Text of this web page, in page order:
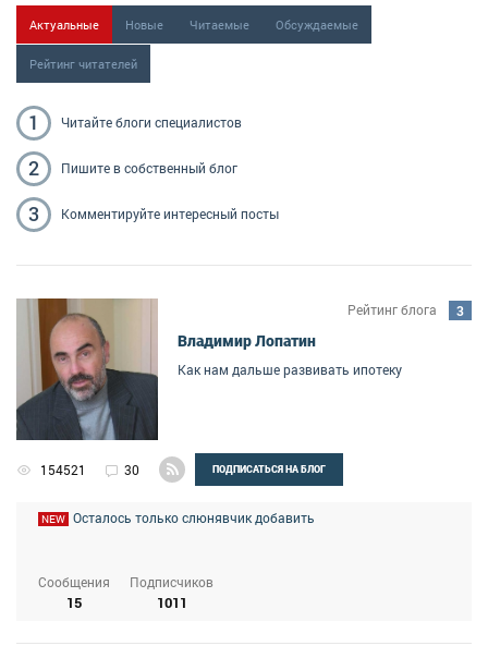
Актуальные Новые Читаемые Обсуждаемые
Рейтинг читателей
1 Читайте блоги специалистов
2 Пишитев собственный блог
3 Комментируйтеинтересный посты
Владимир Лопатин
Как нам дальше развивать ипотеку
154521 30 ПОДПИСАТЬСЯ НА БЛОГ
Сообщения
15
Подписчиков
1011
NEW Осталось только слюнявчик добавить
Рейтинг блога 3